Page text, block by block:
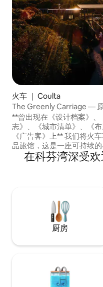
火车 ｜ Coulta
The Greenly Carriage —
房
**曾出现在《设计档案》、
志》、《城市清单》、《
《广告客》上** 我们将火车车厢改造成精
品旅馆，这是一座可持续
南澳大利亚州未受污染的
名的绿岩泳池最近的住宿
作，Greenly Carriage 都
的地，可以激发并启迪您内
在科芬湾深受
厨房